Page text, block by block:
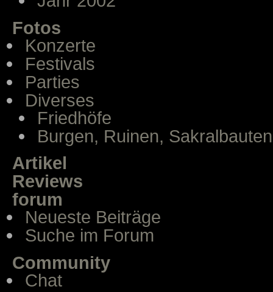
Fotos
Konzerte
Festivals
Parties
Diverses
Friedhöfe
Burgen, Ruinen, Sakralbauten
Artikel
Reviews
forum
Neueste Beiträge
Suche im Forum
Community
Chat